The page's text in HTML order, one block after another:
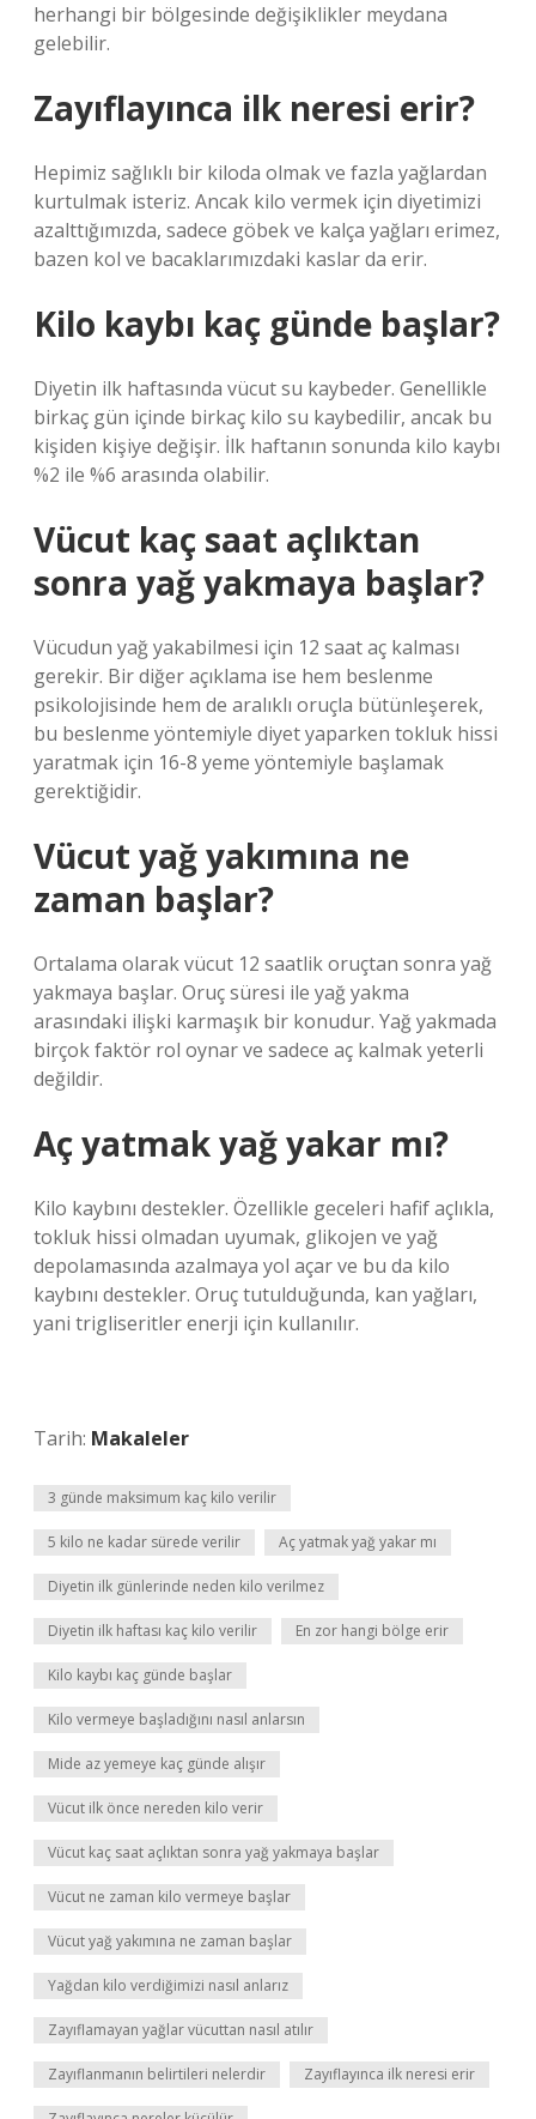
herhangi bir bölgesinde değişiklikler meydana
gelebilir.
Zayıflayınca ilk neresi erir?
Hepimiz sağlıklı bir kiloda olmak ve fazla yağlardan
kurtulmak isteriz. Ancak kilo vermek için diyetimizi
azalttığımızda, sadece göbek ve kalça yağları erimez,
bazen kol ve bacaklarımızdaki kaslar da erir.
Kilo kaybı kaç günde başlar?
Diyetin ilk haftasında vücut su kaybeder. Genellikle
birkaç gün içinde birkaç kilo su kaybedilir, ancak bu
kişiden kişiye değişir. İlk haftanın sonunda kilo kaybı
%2 ile %6 arasında olabilir.
Vücut kaç saat açlıktan
sonra yağ yakmaya başlar?
Vücudun yağ yakabilmesi için 12 saat aç kalması
gerekir. Bir diğer açıklama ise hem beslenme
psikolojisinde hem de aralıklı oruçla bütünleşerek,
bu beslenme yöntemiyle diyet yaparken tokluk hissi
yaratmak için 16-8 yeme yöntemiyle başlamak
gerektiğidir.
Vücut yağ yakımına ne
zaman başlar?
Ortalama olarak vücut 12 saatlik oruçtan sonra yağ
yakmaya başlar. Oruç süresi ile yağ yakma
arasındaki ilişki karmaşık bir konudur. Yağ yakmada
birçok faktör rol oynar ve sadece aç kalmak yeterli
değildir.
Aç yatmak yağ yakar mı?
Kilo kaybını destekler. Özellikle geceleri hafif açlıkla,
tokluk hissi olmadan uyumak, glikojen ve yağ
depolamasında azalmaya yol açar ve bu da kilo
kaybını destekler. Oruç tutulduğunda, kan yağları,
yani trigliseritler enerji için kullanılır.
Tarih: Makaleler
3 günde maksimum kaç kilo verilir
5 kilo ne kadar sürede verilir Aç yatmak yağ yakar mı
Diyetin ilk günlerinde neden kilo verilmez
Diyetin ilk haftası kaç kilo verilir En zor hangi bölge erir
Kilo kaybı kaç günde başlar
Kilo vermeye başladığını nasıl anlarsın
Mide az yemeye kaç günde alışır
Vücut ilk önce nereden kilo verir
Vücut kaç saat açlıktan sonra yağ yakmaya başlar
Vücut ne zaman kilo vermeye başlar
Vücut yağ yakımına ne zaman başlar
Yağdan kilo verdiğimizi nasıl anlarız
Zayıflamayan yağlar vücuttan nasıl atılır
Zayıflanmanın belirtileri nelerdir Zayıflayınca ilk neresi erir